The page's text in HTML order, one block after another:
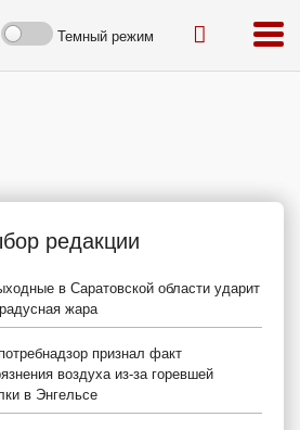
Темный режим
редакции
в Саратовской области ударит
жара
признал факт
воздуха из-за горевшей
в Энгельсе